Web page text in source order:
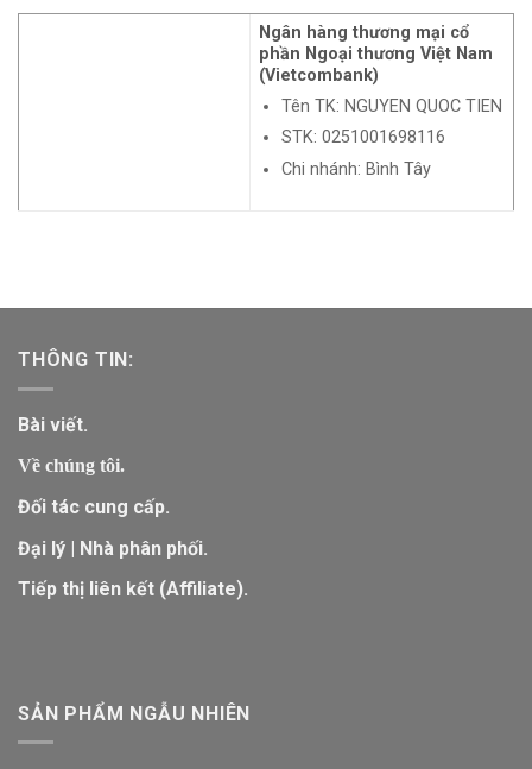
Ngân hàng thương mại cổ
phần Ngoại thương Việt Nam
(Vietcombank)
Tên TK: NGUYEN QUOC TIEN
STK: 0251001698116
Chi nhánh: Bình Tây
THÔNG TIN:
Bài viết.
Về chúng tôi.
Đối tác cung cấp.
Đại lý | Nhà phân phối.
Tiếp thị liên kết (Affiliate).
SẢN PHẨM NGẪU NHIÊN